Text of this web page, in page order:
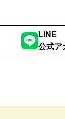
LINE
公式ア